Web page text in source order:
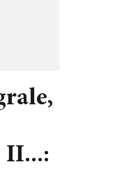
II...: